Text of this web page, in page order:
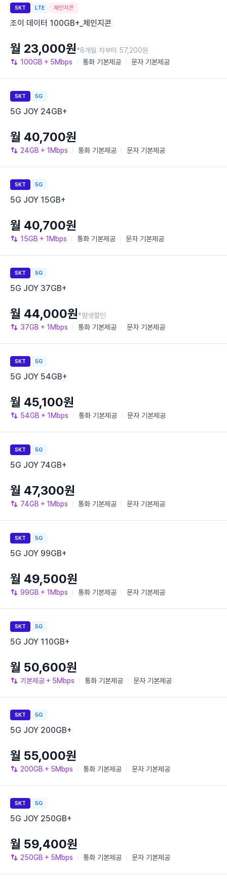
SKT LTE 체인지콘
조이 데이터 100GB+_체인지콘
100GB + 5Mbps 통화 기본제공 문자 기본제공
월 23,000원*8개월 차부터 57,200원
SKT 5G
5G JOY 24GB+
24GB + 1Mbps 통화 기본제공 문자 기본제공
월 40,700원
SKT 5G
5G JOY 15GB+
15GB + 1Mbps 통화 기본제공 문자 기본제공
월 40,700원
SKT 5G
5G JOY 37GB+
37GB + 1Mbps 통화 기본제공 문자 기본제공
월 44,000원*평생할인
SKT 5G
5G JOY 54GB+
54GB + 1Mbps 통화 기본제공 문자 기본제공
월 45,100원
SKT 5G
5G JOY 74GB+
74GB + 1Mbps 통화 기본제공 문자 기본제공
월 47,300원
SKT 5G
5G JOY 99GB+
99GB + 1Mbps 통화 기본제공 문자 기본제공
월 49,500원
SKT 5G
5G JOY 110GB+
기본제공 + 5Mbps 통화 기본제공 문자 기본제공
월 50,600원
SKT 5G
5G JOY 200GB+
200GB + 5Mbps 통화 기본제공 문자 기본제공
월 55,000원
SKT 5G
5G JOY 250GB+
250GB + 5Mbps 통화 기본제공 문자 기본제공
월 59,400원